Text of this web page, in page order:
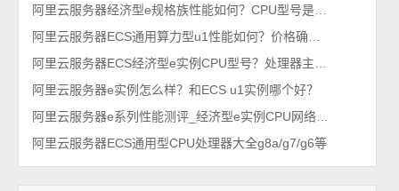
阿里云服务器e实例怎么样？和ECS u1实例哪个好？
阿里云服务器ECS通用型CPU处理器大全g8a/g7/g6等